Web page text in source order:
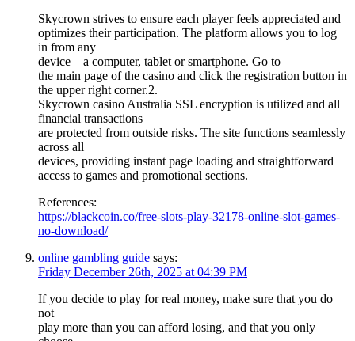
Skycrown strives to ensure each player feels appreciated and
optimizes their participation. The platform allows you to log
in from any
device – a computer, tablet or smartphone. Go to
the main page of the casino and click the registration button in
the upper right corner.2.
Skycrown casino Australia SSL encryption is utilized and all
financial transactions
are protected from outside risks. The site functions seamlessly
across all
devices, providing instant page loading and straightforward
access to games and promotional sections.
References:
https://blackcoin.co/free-slots-play-32178-online-slot-games-
no-download/
online gambling guide says:
Friday December 26th, 2025 at 04:39 PM
If you decide to play for real money, make sure that you do
not
play more than you can afford losing, and that you only